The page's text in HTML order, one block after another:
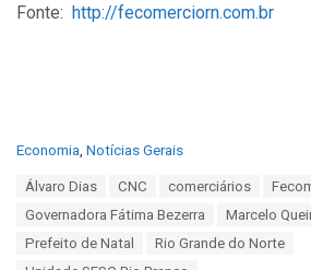
Fonte: http://fecomerciorn.com.br
C
Economia Notícias Gerais
Álvaro Dias CNC comerciários
Governadora Fátima Bezerra
Marcelo
Prefeito de Natal
Rio Grande do Norte